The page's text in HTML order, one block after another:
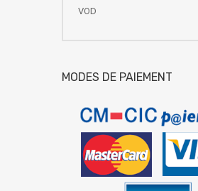
VOD
MODES DE PAIEMENT